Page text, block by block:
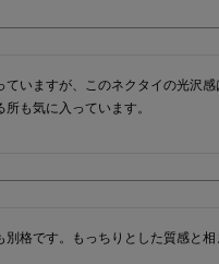
いますが、このネクタイの光沢感
も気に入っています。
別格です。もっちりとした質感と